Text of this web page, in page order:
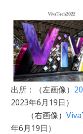
出所：（左画像）
2023年6月19日）
（右画像）
年6月19日）